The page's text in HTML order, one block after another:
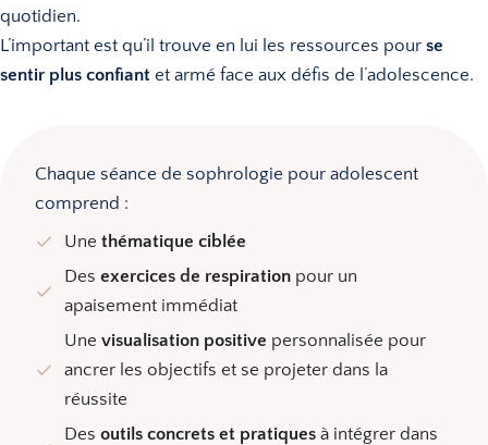
quotidien.
L’important est qu’il trouve en lui les ressources pour se
sentir plus confiant et armé face aux défis de l’adolescence.
Chaque séance de sophrologie pour adolescent
comprend :
Une thématique ciblée
Des exercices de respiration pour un
apaisement immédiat
Une visualisation positive personnalisée pour
ancrer les objectifs et se projeter dans la
réussite
Des outils concrets et pratiques à intégrer dans